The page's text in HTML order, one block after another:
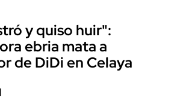
y quiso huir":
ebria mata a
de DiDi en Celaya